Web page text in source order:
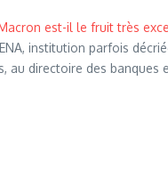
est-il le fruit très
institution parfois
au directoire des